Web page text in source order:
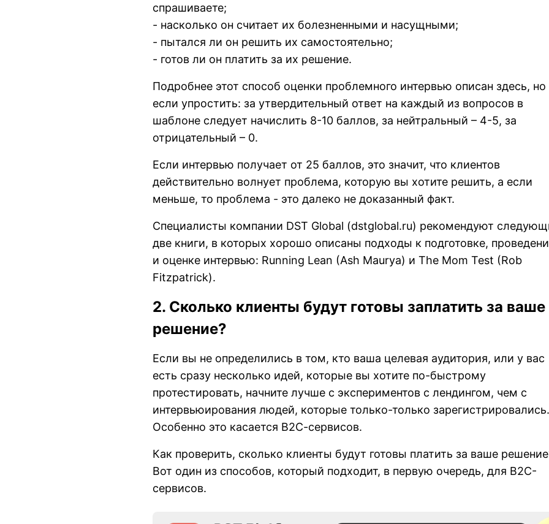
спрашиваете;
- насколько он считает их болезненными и насущными;
- пытался ли он решить их самостоятельно;
- готов ли он платить за их решение.
Подробнее этот способ оценки проблемного интервью описан здесь, но
если упростить: за утвердительный ответ на каждый из вопросов в
шаблоне следует начислить 8-10 баллов, за нейтральный – 4-5, за
отрицательный – 0.
Если интервью получает от 25 баллов, это значит, что клиентов
действительно волнует проблема, которую вы хотите решить, а если
меньше, то проблема - это далеко не доказанный факт.
Специалисты компании DST Global (dstglobal.ru) рекомендуют
две книги, в которых хорошо описаны подходы к подготовке,
и оценке интервью: Running Lean (Ash Maurya) и The Mom Test (Rob
Fitzpatrick).
2. Сколько клиенты будут готовы заплатить за ваше
решение?
Если вы не определились в том, кто ваша целевая аудитория, или у вас
есть сразу несколько идей, которые вы хотите по-быстрому
протестировать, начните лучше с экспериментов с лендингом, чем с
интервьюирования людей, которые только-только зарегистрировались.
Особенно это касается B2С-сервисов.
Как проверить, сколько клиенты будут готовы платить за ваше
Вот один из способов, который подходит, в первую очередь, для B2C-
сервисов.